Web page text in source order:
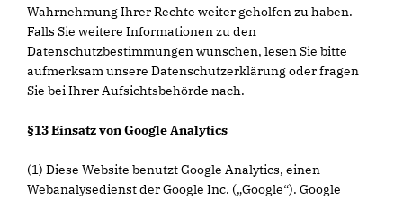
Wahrnehmung Ihrer Rechte weiter geholfen zu haben.
Falls Sie weitere Informationen zu den
Datenschutzbestimmungen wünschen, lesen Sie bitte
aufmerksam unsere Datenschutzerklärung oder fragen
Sie bei Ihrer Aufsichtsbehörde nach.
§13 Einsatz von Google Analytics
(1) Diese Website benutzt Google Analytics, einen
Webanalysedienst der Google Inc. („Google“). Google